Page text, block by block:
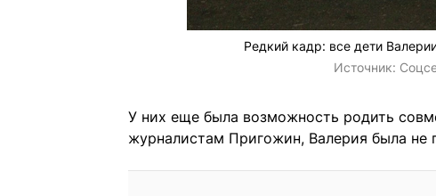
Редкий кадр: все дети
Источник:
У них еще была возможность родить
журналистам Пригожин, Валерия была не